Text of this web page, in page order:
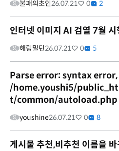
불패의초인26.07.21 0 2
인터넷 이미지 AI 검열 7월 시
해링밀턴26.07.21 0 5
Parse error: syntax
/home.youshi5/
t/common/autoload.php
youshine26.07.21 0 8
게시물 추천,비추천 이름을